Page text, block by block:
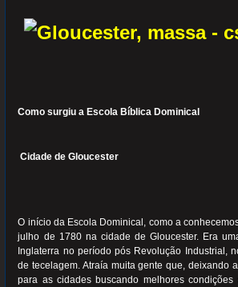
Como surgiu a Escola Bíblica Dominical
Cidade de Gloucester
O início da Escola Dominical, como a
julho de 1780 na cidade de Gloucester. Era
Inglaterra no período pós Revolução Industrial,
de tecelagem. Atraía muita gente que, deixando
para as cidades buscando melhores